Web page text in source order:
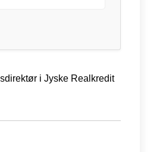
i Jyske Realkredit